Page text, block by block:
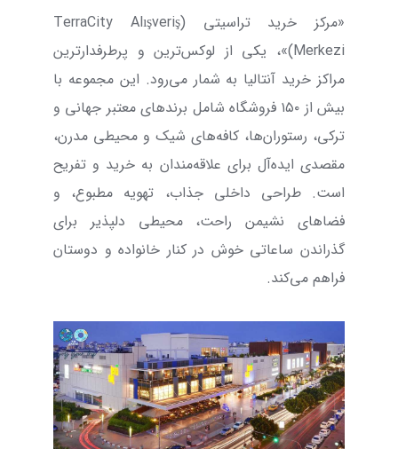
«مرکز خرید تراسیتی (TerraCity Alışveriş
Merkezi)»، یکی از لوکس‌ترین و پرطرفدارترین
مراکز خرید آنتالیا به شمار می‌رود. این مجموعه با
بیش از ۱۵۰ فروشگاه شامل برندهای معتبر جهانی و
ترکی، رستوران‌ها، کافه‌های شیک و محیطی مدرن،
مقصدی ایده‌آل برای علاقه‌مندان به خرید و تفریح
است. طراحی داخلی جذاب، تهویه مطبوع، و
فضاهای نشیمن راحت، محیطی دلپذیر برای
گذراندن ساعاتی خوش در کنار خانواده و دوستان
فراهم می‌کند.